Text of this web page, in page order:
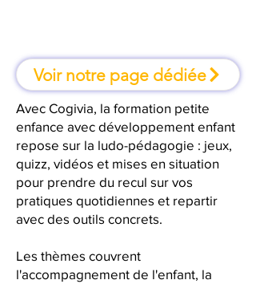
Voir notre page dédiée
Avec Cogivia, la formation petite
enfance avec développement enfant
repose sur la ludo-pédagogie : jeux,
quizz, vidéos et mises en situation
pour prendre du recul sur vos
pratiques quotidiennes et repartir
avec des outils concrets.
Les thèmes couvrent
l'accompagnement de l'enfant, la